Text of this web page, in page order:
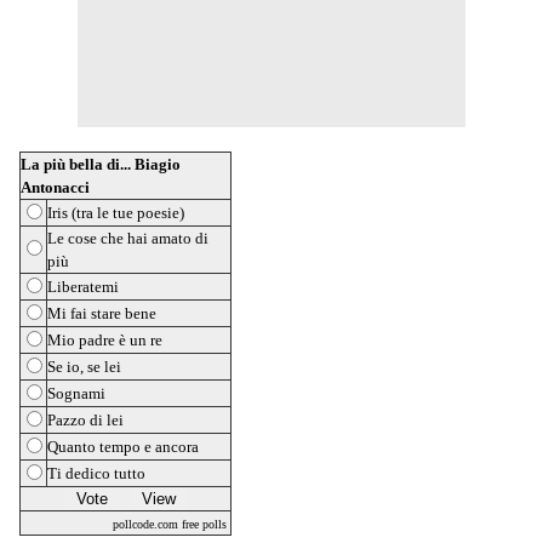
La più bella di... Biagio
Antonacci
Iris (tra le tue poesie)
Le cose che hai amato di
più
Liberatemi
Mi fai stare bene
Mio padre è un re
Se io, se lei
Sognami
Pazzo di lei
Quanto tempo e ancora
Ti dedico tutto
pollcode.com free polls